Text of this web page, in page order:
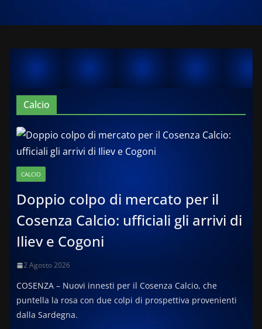
Calcio
CALCIO
Doppio colpo di mercato per il
Cosenza Calcio: ufficiali gli arrivi di
Iliev e Cogoni
2 Agosto 2026
COSENZA – Nuovi innesti per il Cosenza Calcio, che
puntella la rosa con due colpi di prospettiva provenienti
dalla Sardegna.